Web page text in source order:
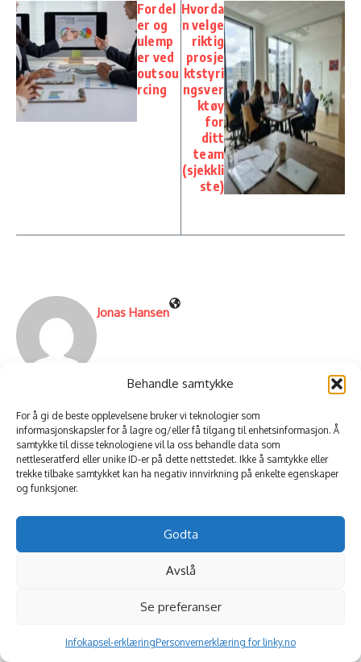
Behandle samtykke
For å gi de beste opplevelsene bruker vi teknologier som
informasjonskapsler for å lagre og/eller få tilgang til enhetsinformasjon. Å
samtykke til disse teknologiene vil la oss behandle data som
nettleseratferd eller unike ID-er på dette nettstedet. Ikke å samtykke eller
trekke tilbake samtykket kan ha negativ innvirkning på enkelte egenskaper
og funksjoner.
Godta
Avslå
Se preferanser
Infokapsel-erklæringPersonvernerklæring for linky.no
Fordel
er og
ulemp
er ved
outsou
rcing
Hvorda
n velge
riktig
prosje
ktstyri
ngsver
ktøy
for
ditt
team
(sjekkli
ste)
Jonas Hansen
Related Posts
Hva gjør man når samarbeid blir
Samspill og samarbeid i
profesjonelle relasjoner